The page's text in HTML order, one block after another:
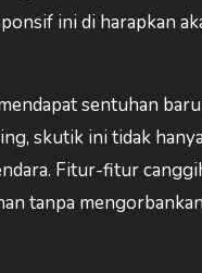
ini di harapkan
sentuhan
skutik ini tidak
Fitur-fitur
tanpa